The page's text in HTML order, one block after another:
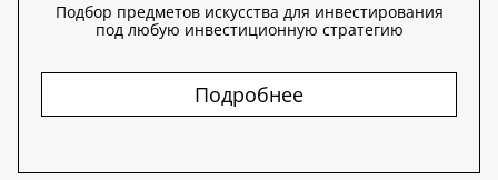
Подбор предметов искусства для инвестирования
под любую инвестиционную стратегию
Подробнее